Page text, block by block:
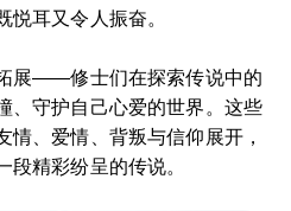
悦耳又令人振奋。
展——修士们在探索传说中的
、守护自己心爱的世界。这些
情、爱情、背叛与信仰展开，
段精彩纷呈的传说。